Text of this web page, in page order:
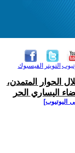
الفيسبوك التويتر
الحوار المتمدن،
اليساري الحر
اليوتيوب]